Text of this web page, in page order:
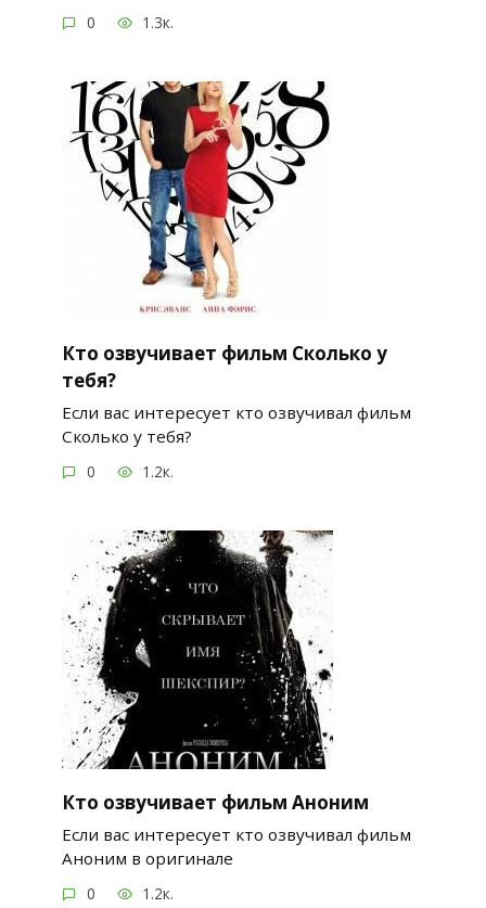
0 1.3к.
Кто озвучивает фильм Сколько у
тебя?
Если вас интересует кто озвучивал фильм
Сколько у тебя?
0 1.2к.
Кто озвучивает фильм Аноним
Если вас интересует кто озвучивал фильм
Аноним в оригинале
0 1.2к.